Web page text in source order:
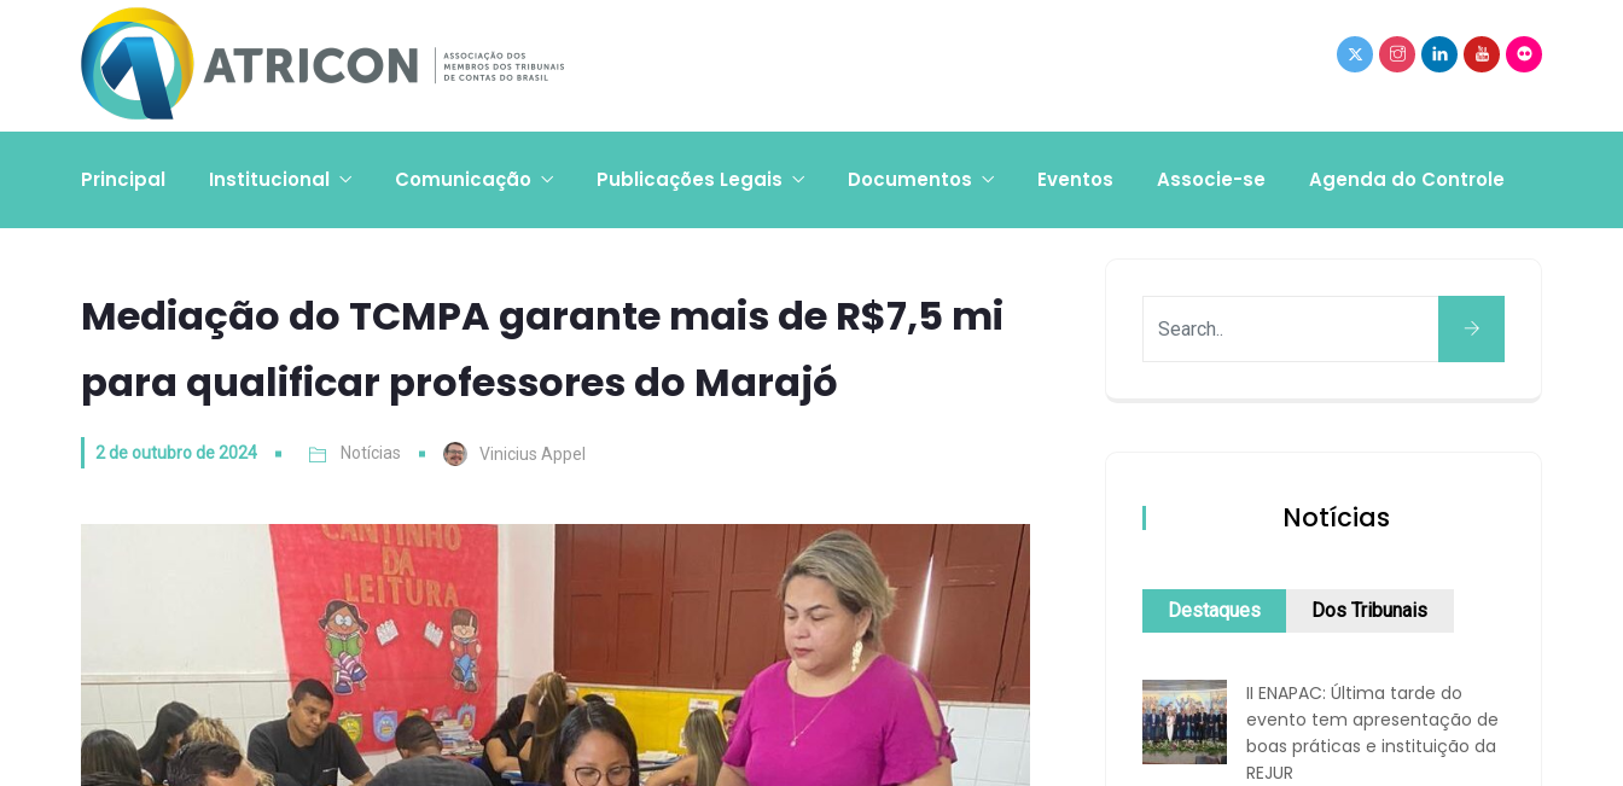
Principal Institucional Comunicação Publicações Legais Documentos Eventos Associe-se Agenda do Controle
Mediação do TCMPA garante mais de R$7,5 mi
para qualificar professores do Marajó
2 de outubro de 2024 Notícias Vinicius Appel
Notícias
Destaques Dos Tribunais
II ENAPAC: Última tarde do
evento tem apresentação de
boas práticas e instituição da
REJUR